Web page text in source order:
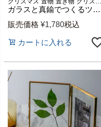
ガラスと真鍮でつくるツリーオブジェ Lサイズ [67064]
販売価格 ¥1,780税込
カートに入れる